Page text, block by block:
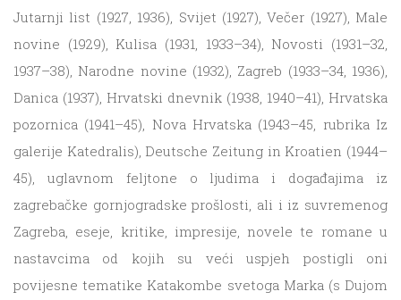
Jutarnji list (1927, 1936), Svijet (1927), Večer (1927), Male
novine (1929), Kulisa (1931, 1933–34), Novosti (1931–32,
1937–38), Narodne novine (1932), Zagreb (1933–34, 1936),
Danica (1937), Hrvatski dnevnik (1938, 1940–41), Hrvatska
pozornica (1941–45), Nova Hrvatska (1943–45, rubrika Iz
galerije Katedralis), Deutsche Zeitung in Kroatien (1944–
45), uglavnom feljtone o ljudima i događajima iz
zagrebačke gornjogradske prošlosti, ali i iz suvremenog
Zagreba, eseje, kritike, impresije, novele te romane u
nastavcima od kojih su veći uspjeh postigli oni
povijesne tematike Katakombe svetoga Marka (s Dujom